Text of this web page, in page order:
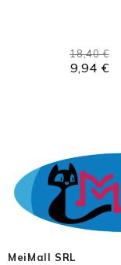
9,94 €
18,40 €
MeiMall SRL